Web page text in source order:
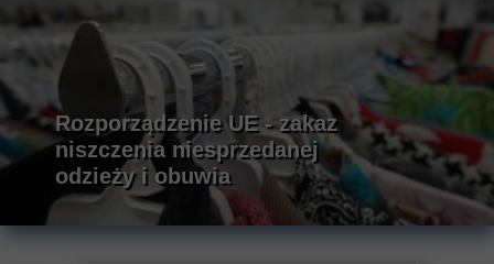
Rozporządzenie UE - zakaz
niszczenia niesprzedanej
odzieży i obuwia